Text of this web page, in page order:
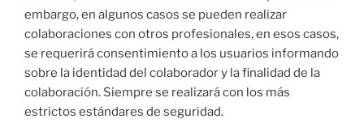
embargo, en algunos casos se pueden realizar
colaboraciones con otros profesionales, en esos casos,
se requerirá consentimiento a los usuarios informando
sobre la identidad del colaborador y la finalidad de la
colaboración. Siempre se realizará con los más
estrictos estándares de seguridad.